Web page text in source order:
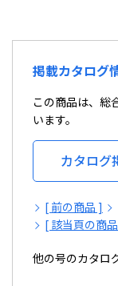
掲載カタログ
この商品は、総
います。
カタログ
[ 前の商品 ]
[ 該当頁の商
他の号のカタロ